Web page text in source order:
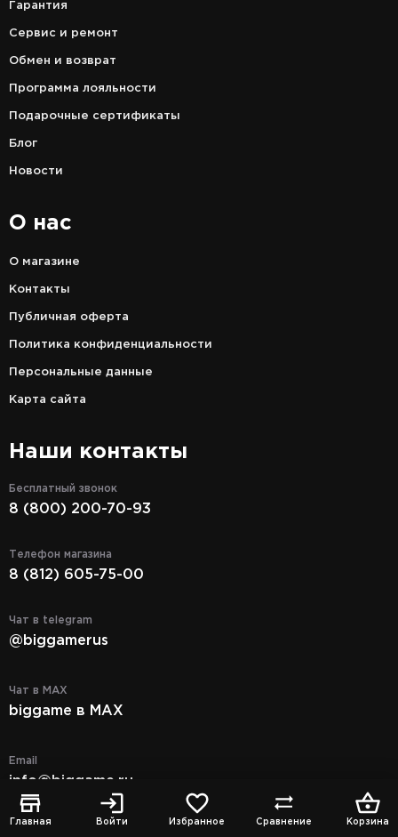
Главная Войти Избранное Сравнение Корзина
Гарантия
Сервис и ремонт
Обмен и возврат
Программа лояльности
Подарочные сертификаты
Блог
Новости
О нас
О магазине
Контакты
Публичная оферта
Политика конфиденциальности
Персональные данные
Карта сайта
Наши контакты
Бесплатный звонок
8 (800) 200-70-93
Телефон магазина
8 (812) 605-75-00
Чат в telegram
@biggamerus
Чат в MAX
biggame в MAX
Email
info@biggame.ru